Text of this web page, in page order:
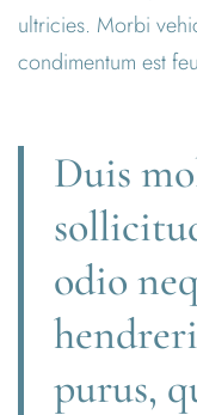
ultricies. Morbi
condimentum est
Duis
odio
purus,